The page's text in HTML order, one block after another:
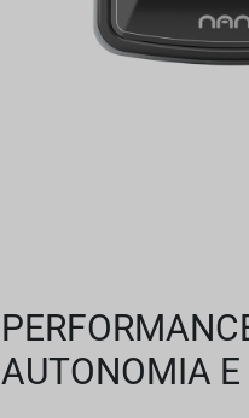
AUTONOMIA